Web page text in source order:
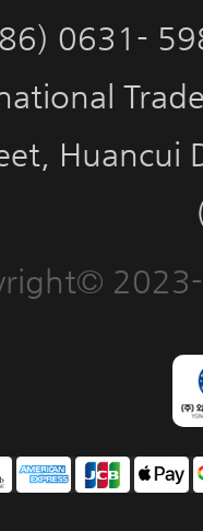
0631-
Huancui